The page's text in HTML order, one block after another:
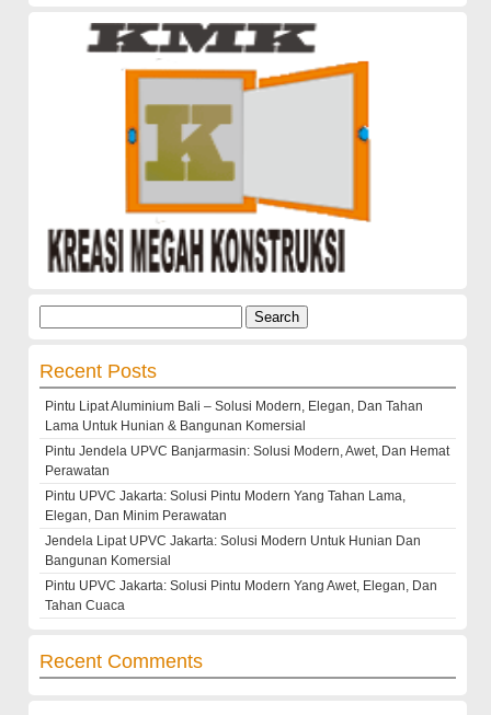
Recent Posts
Pintu Lipat Aluminium Bali – Solusi Modern, Elegan, Dan Tahan
Lama Untuk Hunian & Bangunan Komersial
Pintu Jendela UPVC Banjarmasin: Solusi Modern, Awet, Dan Hemat
Perawatan
Pintu UPVC Jakarta: Solusi Pintu Modern Yang Tahan Lama,
Elegan, Dan Minim Perawatan
Jendela Lipat UPVC Jakarta: Solusi Modern Untuk Hunian Dan
Bangunan Komersial
Pintu UPVC Jakarta: Solusi Pintu Modern Yang Awet, Elegan, Dan
Tahan Cuaca
Recent Comments